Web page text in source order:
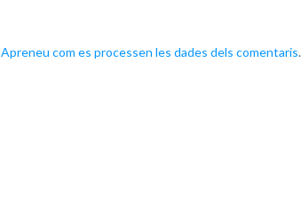
Apreneu com es processen les dades dels comentaris.